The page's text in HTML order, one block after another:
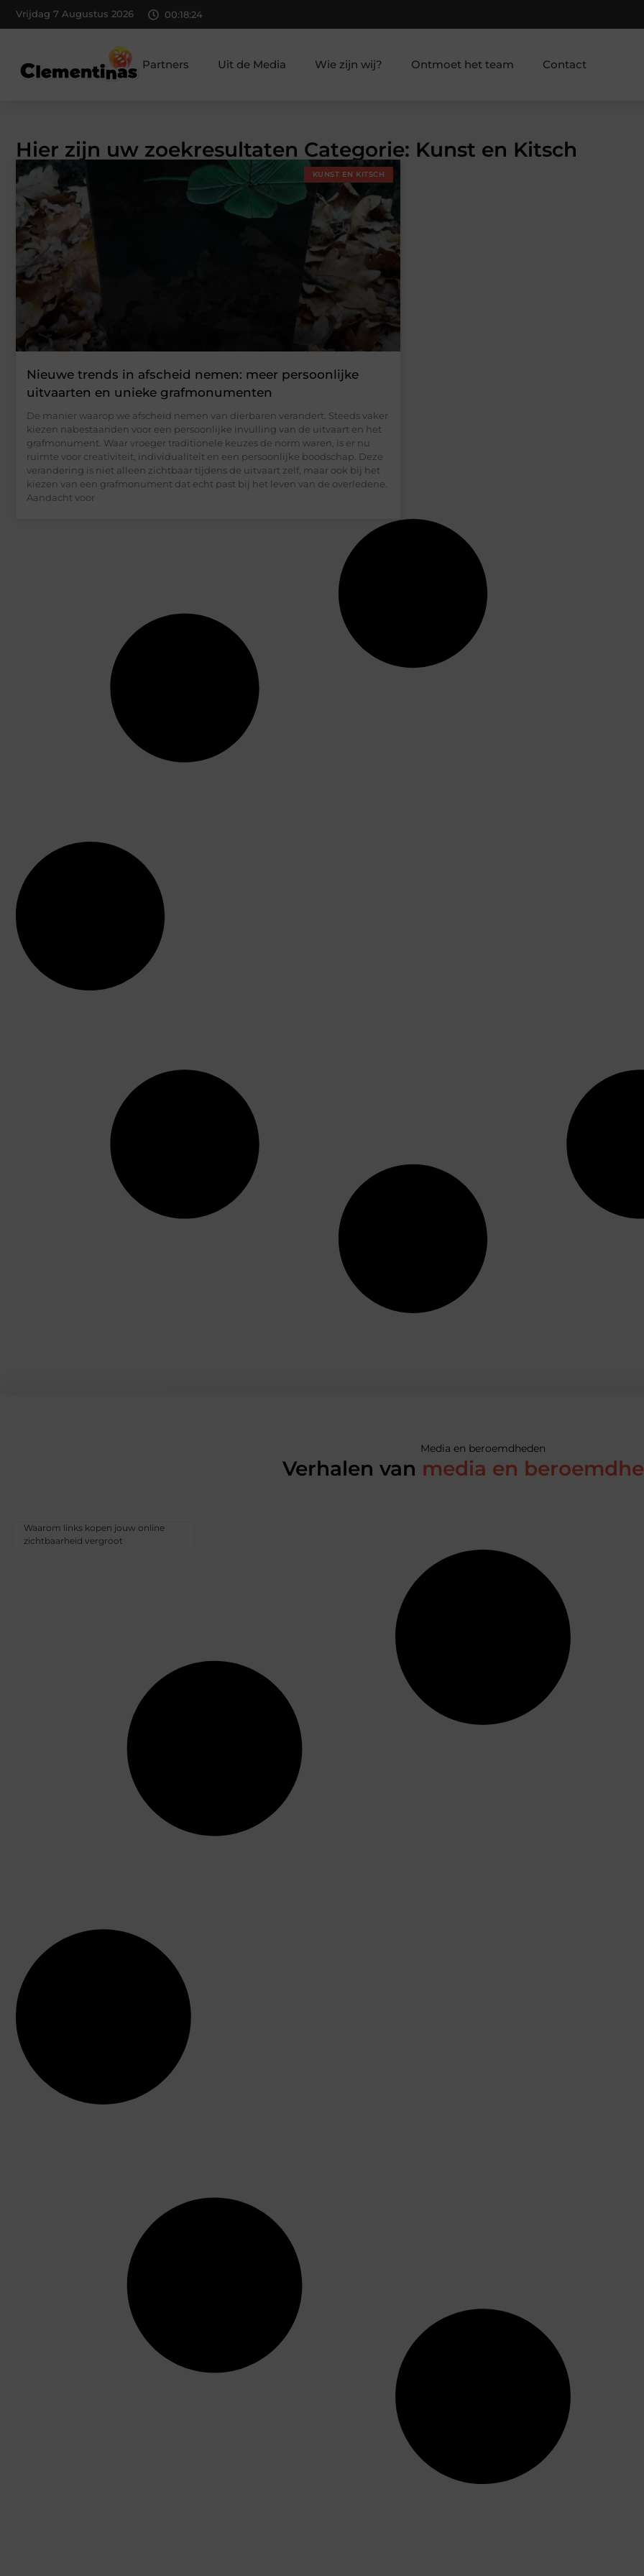
Vrijdag 7 Augustus 2026 00:18:25
Partners Uit de Media Wie zijn wij? Ontmoet het team Contact
Hier zijn uw zoekresultaten Categorie: Kunst en Kitsch
KUNST EN KITSCH
Nieuwe trends in afscheid nemen: meer persoonlijke
uitvaarten en unieke grafmonumenten
De manier waarop we afscheid nemen van dierbaren verandert. Steeds vaker
kiezen nabestaanden voor een persoonlijke invulling van de uitvaart en het
grafmonument. Waar vroeger traditionele keuzes de norm waren, is er nu
ruimte voor creativiteit, individualiteit en een persoonlijke boodschap. Deze
verandering is niet alleen zichtbaar tijdens de uitvaart zelf, maar ook bij het
kiezen van een grafmonument dat echt past bij het leven van de overledene.
Aandacht voor
Media en beroemdheden
Verhalen van media en
Waarom links kopen jouw online
zichtbaarheid vergroot